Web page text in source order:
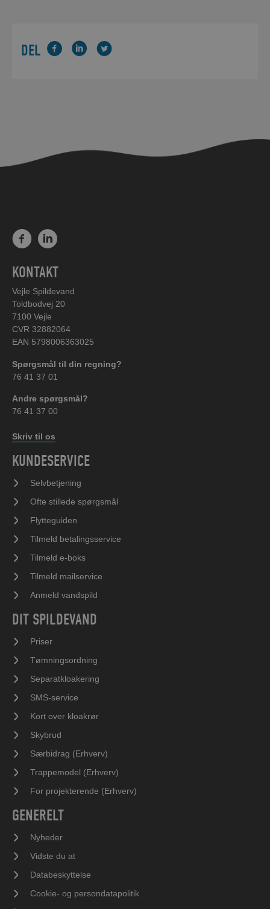
DEL
KONTAKT
Vejle Spildevand
Toldbodvej 20
7100 Vejle
CVR 32882064
EAN 5798006363025
Spørgsmål til din regning?
76 41 37 01
Andre spørgsmål?
76 41 37 00
Skriv til os
KUNDESERVICE
Selvbetjening
Ofte stillede spørgsmål
Flytteguiden
Tilmeld betalingsservice
Tilmeld e-boks
Tilmeld mailservice
Anmeld vandspild
DIT SPILDEVAND
Priser
Tømningsordning
Separatkloakering
SMS-service
Kort over kloakrør
Skybrud
Særbidrag (Erhverv)
Trappemodel (Erhverv)
For projekterende (Erhverv)
GENERELT
Nyheder
Vidste du at
Databeskyttelse
Cookie- og persondatapolitik